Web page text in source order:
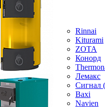
Rinnai
Kiturami
ZOTA
Конорд
Лемакс
Baxi
Navien